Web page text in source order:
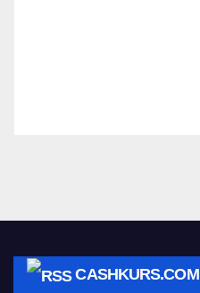
CASHKURS.COM